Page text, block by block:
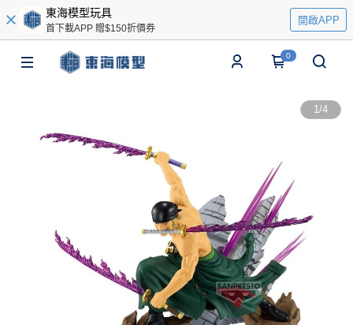
東海模型玩具
首下載APP 贈$150折價券
開啟APP
0
1/4